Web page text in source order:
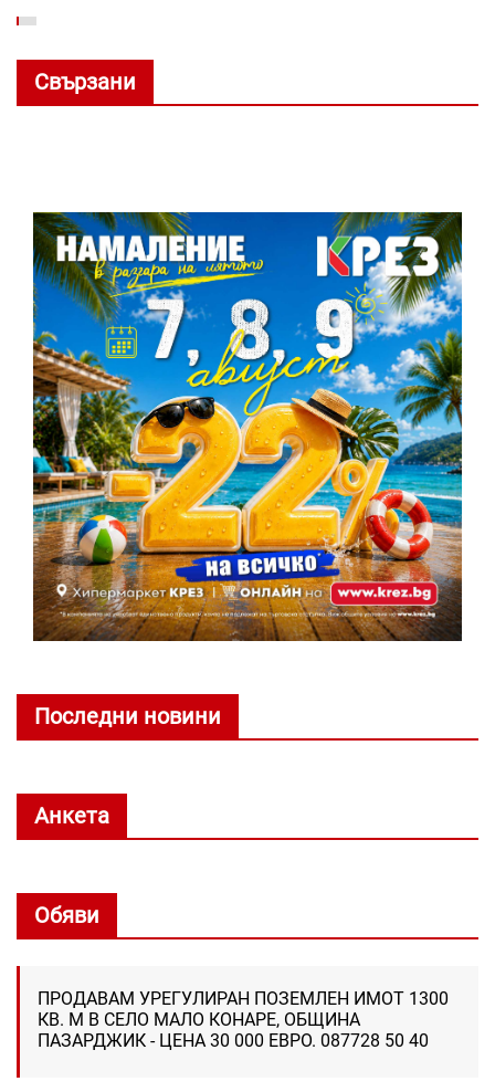
Свързани
Последни новини
Анкета
Обяви
ПРОДАВАМ УРЕГУЛИРАН ПОЗЕМЛЕН ИМОТ 1300
КВ. М В СЕЛО МАЛО КОНАРЕ, ОБЩИНА
ПАЗАРДЖИК - ЦЕНА 30 000 ЕВРО. 087728 50 40